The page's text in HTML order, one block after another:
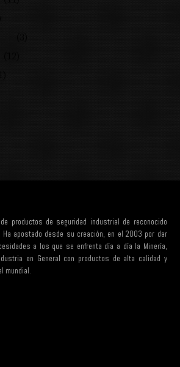
de productos de seguridad industrial de reconocido
apostado desde su creación, en el 2003 por dar
a los que se enfrenta día a día la Minería,
en General con productos de alta calidad y
mundial.